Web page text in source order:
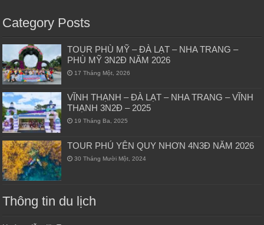
Category Posts
TOUR PHÙ MỸ – ĐÀ LẠT – NHA TRANG –
PHÙ MỸ 3N2Đ NĂM 2026
17 Tháng Một, 2026
VĨNH THẠNH – ĐÀ LẠT – NHA TRANG – VĨNH
THẠNH 3N2Đ – 2025
19 Tháng Ba, 2025
TOUR PHÚ YÊN QUY NHƠN 4N3Đ NĂM 2026
30 Tháng Mười Một, 2024
Thông tin du lịch